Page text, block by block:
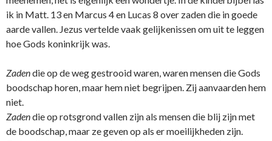
ik in Matt. 13 en Marcus 4 en Lucas 8 over zaden die in goede
aarde vallen. Jezus vertelde vaak gelijkenissen om uit te leggen
hoe Gods koninkrijk was.
Zadendie op de weg gestrooid waren, waren mensen die Gods
boodschap horen, maar hem niet begrijpen. Zij aanvaarden hem
niet.
Zadendie op rotsgrond vallen zijn als mensen die blij zijn met
de boodschap, maar ze geven op als er moeilijkheden zijn.